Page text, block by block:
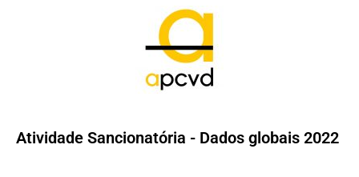
Atividade Sancionatória - Dados globais 2022